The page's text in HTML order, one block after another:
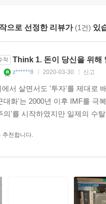
그릇된 소비행태는 한국 사
고 생각하고 포기하기 때문이
프스타일로 전환하기만 해
만들어 놓으면 시간이 당신
는 하루 만원으로 시작하는 경
으로 선정한 리뷰가 (1건) 있
작 Think 1. 돈이 당신을 위해
z******8 2020-03-30 신고
에서 살면서도 '투자'를 제대로
대화'는 2000년 이후 IMF를 극
의'를 시작하였지만 일제의 수
추천합니다.